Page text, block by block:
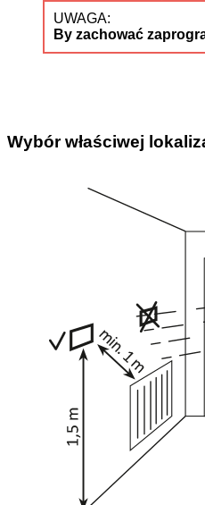
UWAGA:
By zachować
Wybór właściwej